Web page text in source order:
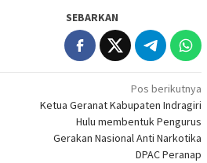
SEBARKAN
Pos berikutnya
Ketua Geranat Kabupaten Indragiri
Hulu membentuk Pengurus
Gerakan Nasional Anti Narkotika
DPAC Peranap